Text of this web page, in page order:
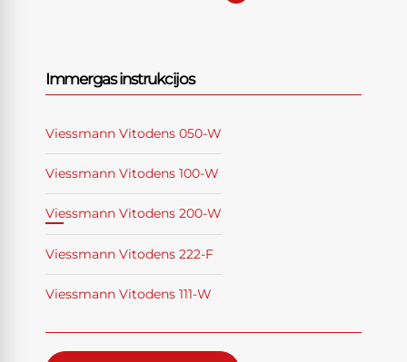
Immergas instrukcijos
Viessmann Vitodens 050-W
Viessmann Vitodens 100-W
Viessmann Vitodens 200-W
Viessmann Vitodens 222-F
Viessmann Vitodens 111-W